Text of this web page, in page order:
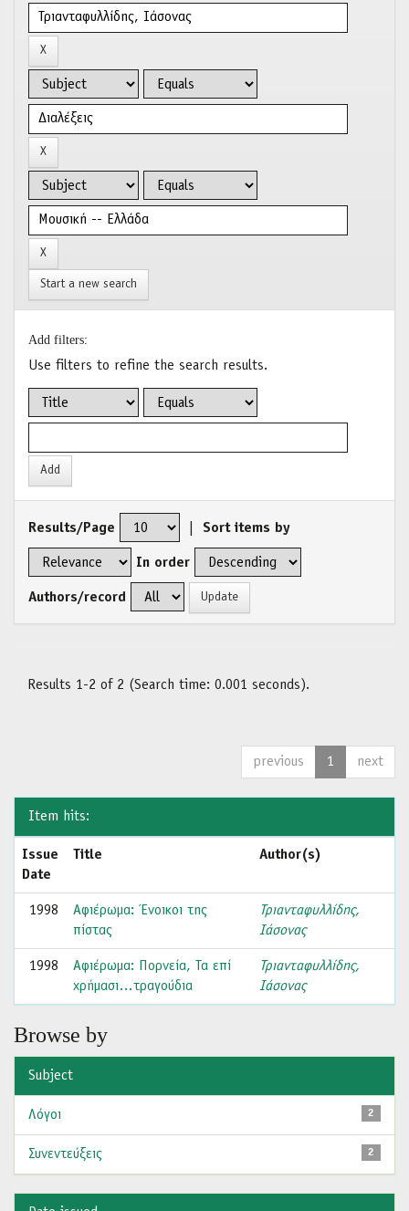
Start a new search
Add filters:
Use filters to refine the search results.
Results/Page Sort items by
In order
Authors/record
Results 1-2 of 2 (Search time: 0.001 seconds).
previous 1 next
Item hits:
Issue
Date
Title Author(s)
1998
Αφιέρωμα: Ένοικοι της
πίστας
Τριανταφυλλίδης,
Ιάσονας
1998
Αφιέρωμα: Πορνεία, Τα επί
χρήμασι…τραγούδια
Τριανταφυλλίδης,
Ιάσονας
Browse by
Subject
2
Λόγοι
2
Συνεντεύξεις